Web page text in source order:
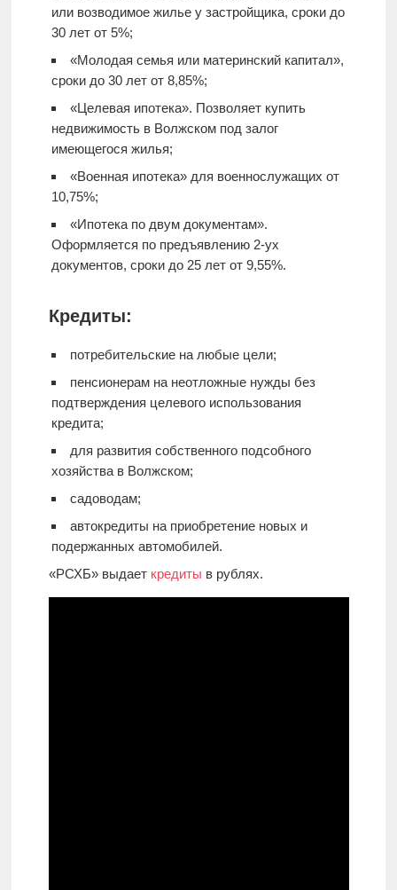
или возводимое жилье у застройщика, сроки до
30 лет от 5%;
«Молодая семья или материнский капитал»,
сроки до 30 лет от 8,85%;
«Целевая ипотека». Позволяет купить
недвижимость в Волжском под залог
имеющегося жилья;
«Военная ипотека» для военнослужащих от
10,75%;
«Ипотека по двум документам».
Оформляется по предъявлению 2-ух
документов, сроки до 25 лет от 9,55%.
Кредиты:
потребительские на любые цели;
пенсионерам на неотложные нужды без
подтверждения целевого использования
кредита;
для развития собственного подсобного
хозяйства в Волжском;
садоводам;
автокредиты на приобретение новых и
подержанных автомобилей.
«РСХБ» выдает кредиты в рублях.